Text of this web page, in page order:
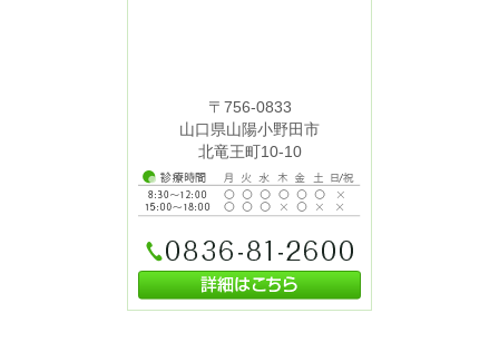
〒756-0833
山口県山陽小野田市
北竜王町10-10